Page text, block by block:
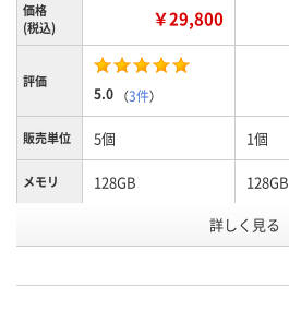
価格
(税込)
￥29,800
評価
5.0 （3件）
販売単位 5個 1個
メモリ 128GB 128GB
ブルー
号
詳しく見る